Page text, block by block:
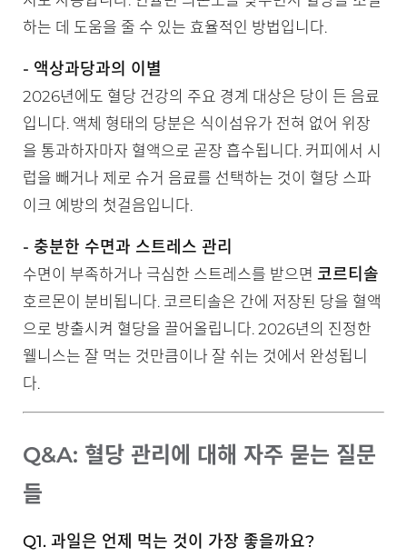
하는 데 도움을 줄 수 있는 효율적인 방법입니다.
- 액상과당과의 이별
2026년에도 혈당 건강의 주요 경계 대상은 당이 든 음료
입니다. 액체 형태의 당분은 식이섬유가 전혀 없어 위장
을 통과하자마자 혈액으로 곧장 흡수됩니다. 커피에서 시
럽을 빼거나 제로 슈거 음료를 선택하는 것이 혈당 스파
이크 예방의 첫걸음입니다.
- 충분한 수면과 스트레스 관리
수면이 부족하거나 극심한 스트레스를 받으면 코르티솔
호르몬이 분비됩니다. 코르티솔은 간에 저장된 당을 혈액
으로 방출시켜 혈당을 끌어올립니다. 2026년의 진정한
웰니스는 잘 먹는 것만큼이나 잘 쉬는 것에서 완성됩니
다.
Q&A: 혈당 관리에 대해 자주 묻는 질문
들
Q1. 과일은 언제 먹는 것이 가장 좋을까요?